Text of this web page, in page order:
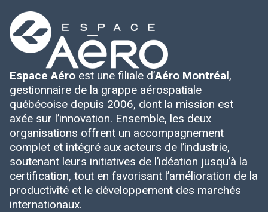
Pôles et chantiers
Initiatives
Écosystème
Publications et événements
Espace Aéro est une filiale d’Aéro Montréal,
gestionnaire de la grappe aérospatiale
québécoise depuis 2006, dont la mission est
axée sur l’innovation. Ensemble, les deux
organisations offrent un accompagnement
complet et intégré aux acteurs de l’industrie,
soutenant leurs initiatives de l’idéation jusqu’à la
certification, tout en favorisant l’amélioration de la
productivité et le développement des marchés
internationaux.